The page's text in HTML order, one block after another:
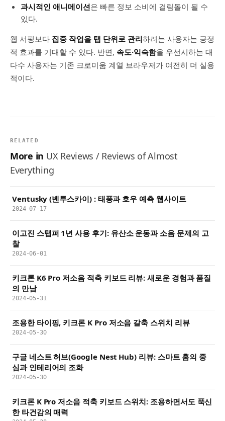
과시적인 애니메이션은 빠른 정보 소비에 걸림돌이 될 수
있다.
웹 서핑보다 집중 작업을 탭 단위로 관리하려는 사용자는 긍정
적 효과를 기대할 수 있다. 반면, 속도·익숙함을 우선시하는 대
다수 사용자는 기존 크로미움 계열 브라우저가 여전히 더 실용
적이다.
RELATED
More in UX Reviews / Reviews of Almost
Everything
Ventusky (벤투스카이) : 태풍과 호우 예측 웹사이트
2024-07-17
이고진 스탭퍼 1년 사용 후기: 유산소 운동과 소음 문제의 고
찰
2024-06-01
키크론 K6 Pro 저소음 적축 키보드 리뷰: 새로운 경험과 품질
의 만남
2024-05-31
조용한 타이핑, 키크론 K Pro 저소음 갈축 스위치 리뷰
2024-05-30
구글 네스트 허브(Google Nest Hub) 리뷰: 스마트 홈의 중
심과 인테리어의 조화
2024-05-30
키크론 K Pro 저소음 적축 키보드 스위치: 조용하면서도 푹신
한 타건감의 매력